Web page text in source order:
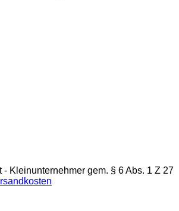
- Kleinunternehmer gem. § 6 Abs. 1 Z 27